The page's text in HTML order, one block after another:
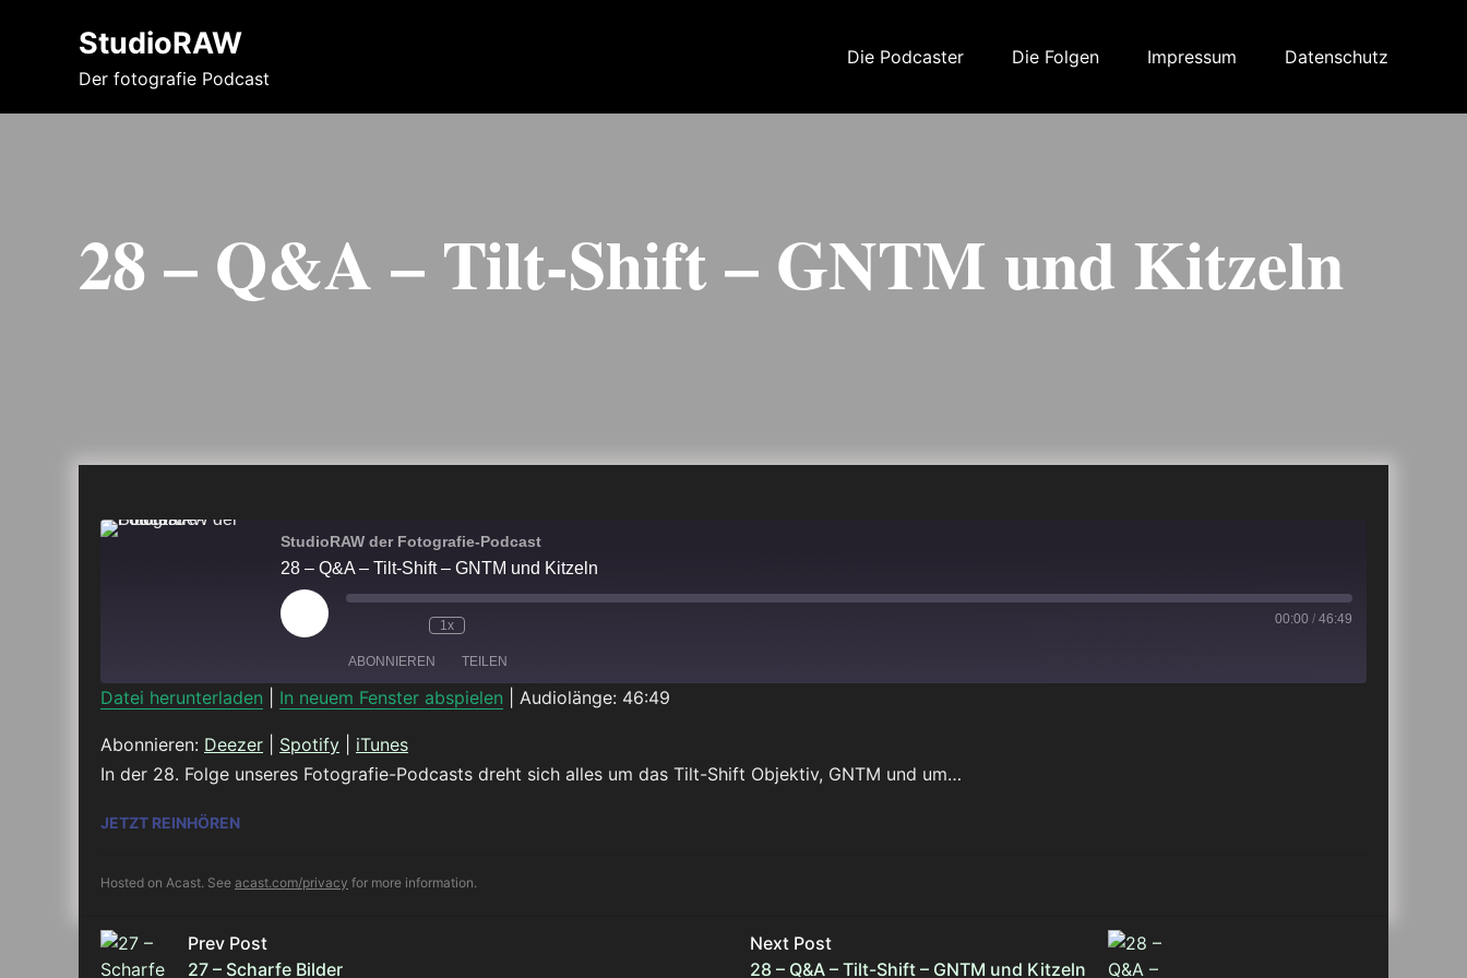
StudioRAW
Der fotografie Podcast
Die Podcaster Die Folgen Impressum Datenschutz
28 – Q&A – Tilt-Shift – GNTM und Kitzeln
StudioRAW der Fotografie-Podcast
28 – Q&A – Tilt-Shift – GNTM und Kitzeln
Play
Episode
1x 00:00 / 46:49
ABONNIEREN TEILEN
RSS FEED
LINK
EMBED
Datei herunterladen In neuem Fenster abspielen Audiolänge: 46:49
Abonnieren: Deezer Spotify
iTunes
In der 28. Folge unseres Fotografie-Podcasts dreht sich alles um das Tilt-Shift Objektiv, GNTM und um…
JETZT REINHÖREN28 – Q&A – TILT-SHIFT – GNTM UND KITZELN
Hosted on Acast. See acast.com/privacy for more information.
Prev Post
27 – Scharfe Bilder
Next Post
28 – Q&A – Tilt-Shift – GNTM und Kitzeln